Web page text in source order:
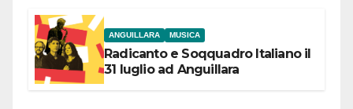
ANGUILLARA MUSICA
Radicanto e Soqquadro Italiano il
31 luglio ad Anguillara